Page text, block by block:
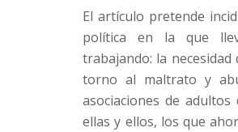
El artículo pretende
política en la que
trabajando: la
torno al maltrato y
asociaciones de
ellas y ellos, los que